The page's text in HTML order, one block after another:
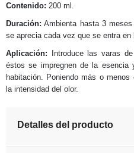
Contenido: 200 ml.
Duración: Ambienta hasta 3
se aprecia cada vez que se entra en
Aplicación: Introduce las varas
éstos se impregnen de la esencia
habitación. Poniendo más o
la intensidad del olor.
Detalles del producto